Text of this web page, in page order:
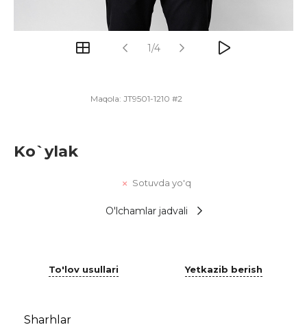
1/4
Maqola: JT9501-1210 #2
Ko`ylak
Sotuvda yo'q
O'lchamlar jadvali
To'lov usullari Yetkazib berish
Sharhlar